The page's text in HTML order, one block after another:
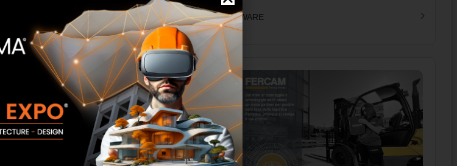
Blocchi cassero in legno cemento
Isotex – HDIII 38/14 con inserto
isolante in sughero
SCOPRI
SOFTWARE